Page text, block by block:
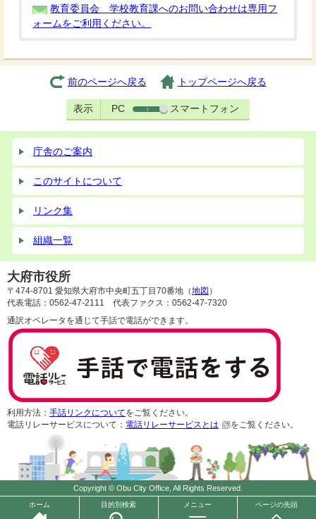
教育委員会 学校教育課へのお問い合わせは専用フ
ォームをご利用ください。
前のページへ戻る トップページへ戻る
表示 PC スマートフォン
ホーム 目的別検索 メニュー ページの先頭
庁舎のご案内
このサイトについて
リンク集
組織一覧
大府市役所
〒474-8701 愛知県大府市中央町五丁目70番地（地図 ）
代表電話：0562-47-2111 代表ファクス：0562-47-7320
通訳オペレータを通じて手話で電話ができます。
利用方法： 手話リンクについてをご覧ください。
電話リレーサービスについて： 電話リレーサービスとは をご覧ください。
Copyright © Obu City Office, All Rights Reserved.